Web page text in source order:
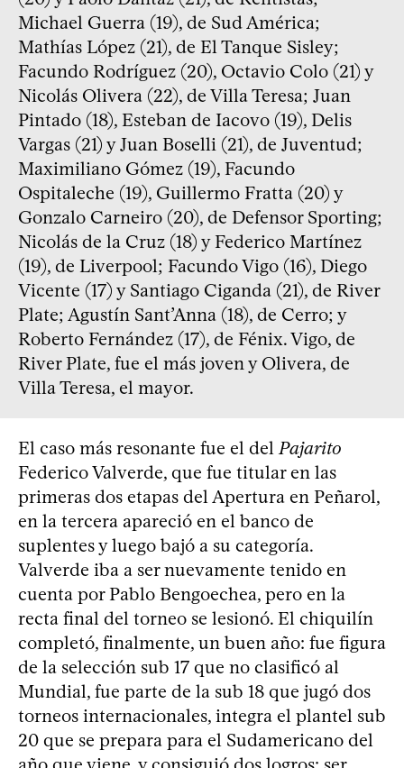
Michael Guerra (19), de Sud América;
Mathías López (21), de El Tanque Sisley;
Facundo Rodríguez (20), Octavio Colo (21) y
Nicolás Olivera (22), de Villa Teresa; Juan
Pintado (18), Esteban de Iacovo (19), Delis
Vargas (21) y Juan Boselli (21), de Juventud;
Maximiliano Gómez (19), Facundo
Ospitaleche (19), Guillermo Fratta (20) y
Gonzalo Carneiro (20), de Defensor Sporting;
Nicolás de la Cruz (18) y Federico Martínez
(19), de Liverpool; Facundo Vigo (16), Diego
Vicente (17) y Santiago Ciganda (21), de River
Plate; Agustín Sant’Anna (18), de Cerro; y
Roberto Fernández (17), de Fénix. Vigo, de
River Plate, fue el más joven y Olivera, de
Villa Teresa, el mayor.
El caso más resonante fue el delPajarito
Federico Valverde, que fue titular en las
primeras dos etapas del Apertura en Peñarol,
en la tercera apareció en el banco de
suplentes y luego bajó a su categoría.
Valverde iba a ser nuevamente tenido en
cuenta por Pablo Bengoechea, pero en la
recta final del torneo se lesionó. El chiquilín
completó, finalmente, un buen año: fue figura
de la selección sub 17 que no clasificó al
Mundial, fue parte de la sub 18 que jugó dos
torneos internacionales, integra el plantel sub
20 que se prepara para el Sudamericano del